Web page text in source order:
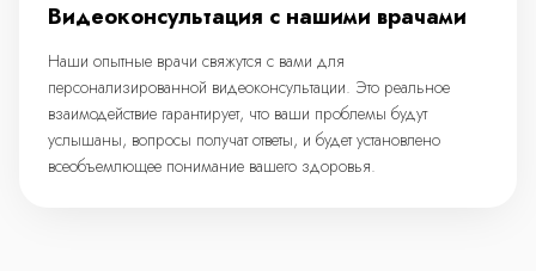
Видеоконсультация с нашими врачами
Наши опытные врачи свяжутся с вами для
персонализированной видеоконсультации. Это реальное
взаимодействие гарантирует, что ваши проблемы будут
услышаны, вопросы получат ответы, и будет установлено
всеобъемлющее понимание вашего здоровья.